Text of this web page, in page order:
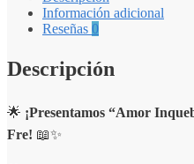
Información adicional
Reseñas 0
Descripción
🌟 ¡Presentamos “Amor
Fre! 📖✨